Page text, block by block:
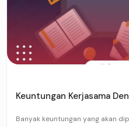
Keuntungan Kerjasama
Banyak keuntungan yang akan